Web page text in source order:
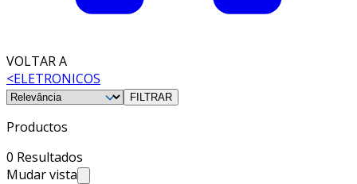
VOLTAR A
<ELETRONICOS
FILTRAR
Productos
0 Resultados
Mudar vista